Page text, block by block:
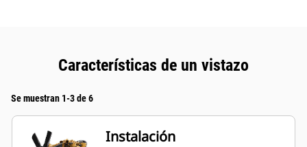
Características de un vistazo
Se muestran 1-3 de 6
Instalación